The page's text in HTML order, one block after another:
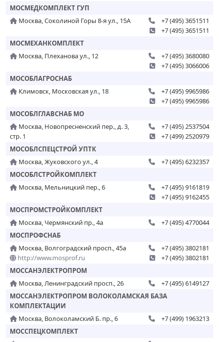
МОСМЕДКОМПЛЕКТ ГУП
Москва, Соколиной Горы 8-я ул., 15А
+7 (495) 3651511
+7 (495) 3651511
МОСМЕХАНКОМПЛЕКТ
Москва, Плеханова ул., 12
+7 (495) 3680080
+7 (495) 3066006
МОСОБЛАГРОСНАБ
Климовск, Московская ул., 18
+7 (495) 9965986
+7 (495) 9965986
МОСОБЛГЛАВСНАБ МО
Москва, Новопресненский пер., д. 3,
стр. 1
+7 (495) 2537504
+7 (499) 2520979
МОСОБЛСПЕЦСТРОЙ УПТК
Москва, Жуковского ул., 4
+7 (495) 6232357
МОСОБЛСТРОЙКОМПЛЕКТ
Москва, Мельницкий пер., 6
+7 (495) 9161819
+7 (495) 9162455
МОСПРОМСТРОЙКОМПЛЕКТ
Москва, Чермянский пр., 4а
+7 (495) 4770044
МОСПРОФСНАБ
Москва, Волгоградский просп., 45а
http://www.mosprof.ru
+7 (495) 3802181
+7 (495) 3802181
МОССАНЭЛЕКТРОПРОМ
Москва, Ленинградский просп., 26
+7 (495) 6149127
МОССАНЭЛЕКТРОПРОМ ВОЛОКОЛАМСКАЯ БАЗА
КОМПЛЕКТАЦИИ
Москва, Волоколамский Б. пр., 6
+7 (499) 1963213
МОССПЕЦКОМПЛЕКТ